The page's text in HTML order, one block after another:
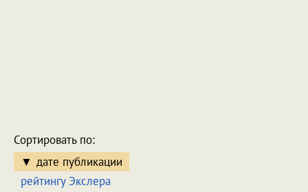
Сортировать по:
дате публикации
рейтингу Экслера